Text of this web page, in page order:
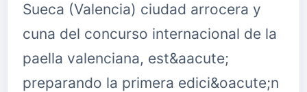
Sueca (Valencia) ciudad arrocera y
cuna del concurso internacional de la
paella valenciana, est&aacute;
preparando la primera edici&oacute;n